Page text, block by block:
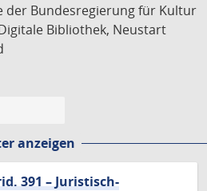
der Bundesregierung für Kultur
Bibliothek, Neustart
anzeigen
391 – Juristisch-